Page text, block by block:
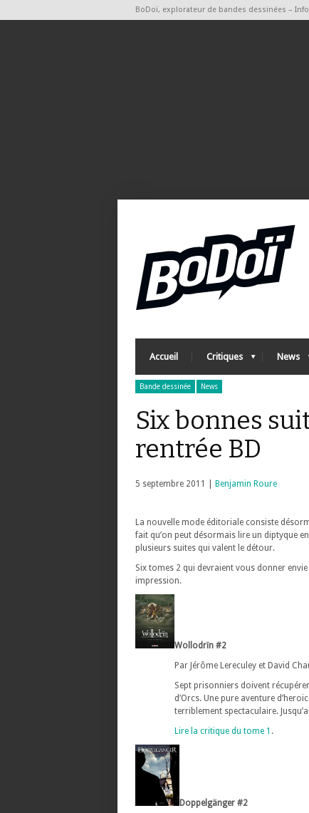
BoDoï, explorateur de bandes dessinées –
Accueil Critiques News
Bande dessinée News
Six bonnes
rentrée BD
5 septembre 2011 | Benjamin Roure
La nouvelle mode éditoriale consiste
fait qu’on peut désormais lire un diptyque
plusieurs suites qui valent le détour.
Six tomes 2 qui devraient vous donner
impression.
Wollodrïn #2
Par Jérôme Lereculey et David
Sept prisonniers doivent
d’Orcs. Une pure aventure
terriblement spectaculaire.
Lire la critique du tome 1 .
Doppelgänger #2